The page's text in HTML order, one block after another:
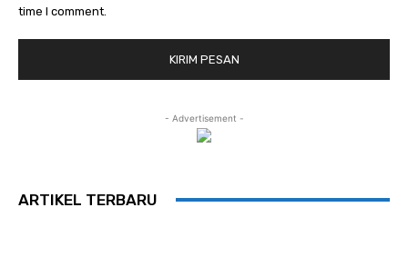
time I comment.
- Advertisement -
ARTIKEL TERBARU